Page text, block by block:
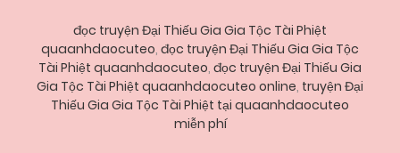
đọc truyện Đại Thiếu Gia Gia Tộc Tài Phiệt
quaanhdaocuteo, đọc truyện Đại Thiếu Gia Gia Tộc
Tài Phiệt quaanhdaocuteo, đọc truyện Đại Thiếu Gia
Gia Tộc Tài Phiệt quaanhdaocuteo online, truyện Đại
Thiếu Gia Gia Tộc Tài Phiệt tại quaanhdaocuteo
miễn phí